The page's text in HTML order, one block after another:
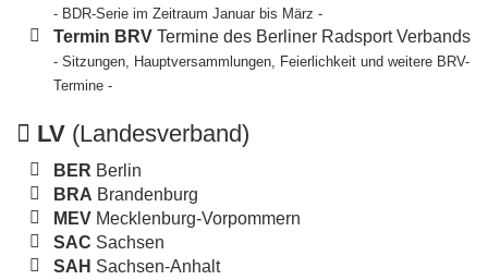
- BDR-Serie im Zeitraum Januar bis März -
Termin BRV Termine des Berliner Radsport Verbands
- Sitzungen, Hauptversammlungen, Feierlichkeit und weitere BRV-
Termine -
LV (Landesverband)
BER Berlin
BRA Brandenburg
MEV Mecklenburg-Vorpommern
SAC Sachsen
SAH Sachsen-Anhalt